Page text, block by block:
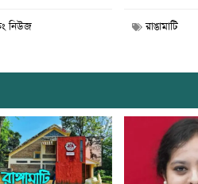
নিউজ রাঙামাটি